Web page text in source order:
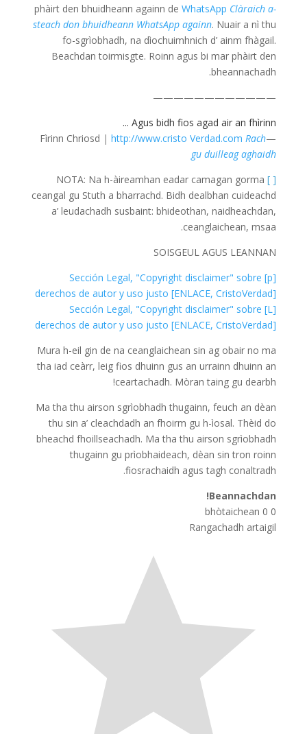
phàirt den bhuidheann againn deWhatsApp Clàraich a-
steach don bhuidheann WhatsApp againn. Nuair a nì thu
fo-sgrìobhadh, na dìochuimhnich d’ ainm fhàgail.
Beachdan toirmisgte. Roinn agus bi mar phàirt den
bheannachadh.
————————————
Agus bidh fios agad air an fhìrinn ...
—Fìrinn Chriosd
| http://www.cristo Verdad.com Rach
gu duilleag aghaidh
NOTA: Na h-àireamhan eadar camagan gorma[ ]
ceangal gu Stuth a bharrachd. Bidh dealbhan cuideachd
a’ leudachadh susbaint: bhideothan, naidheachdan,
ceanglaichean, msaa.
SOISGEUL AGUS LEANNAN
[p] Sección Legal, "Copyright disclaimer" sobre
derechos de autor y uso justo [ENLACE, CristoVerdad]
[L] Sección Legal, "Copyright disclaimer" sobre
derechos de autor y uso justo [ENLACE, CristoVerdad]
Mura h-eil gin de na ceanglaichean sin ag obair no ma
tha iad ceàrr, leig fios dhuinn gus an urrainn dhuinn an
ceartachadh. Mòran taing gu dearbh!
Ma tha thu airson sgrìobhadh thugainn, feuch an dèan
thu sin a’ cleachdadh an fhoirm gu h-ìosal. Thèid do
bheachd fhoillseachadh. Ma tha thu airson sgrìobhadh
thugainn gu prìobhaideach, dèan sin tron roinn
fiosrachaidh agus tagh conaltradh.
Beannachdan!
0
0
bhòtaichean
Rangachadh artaigil